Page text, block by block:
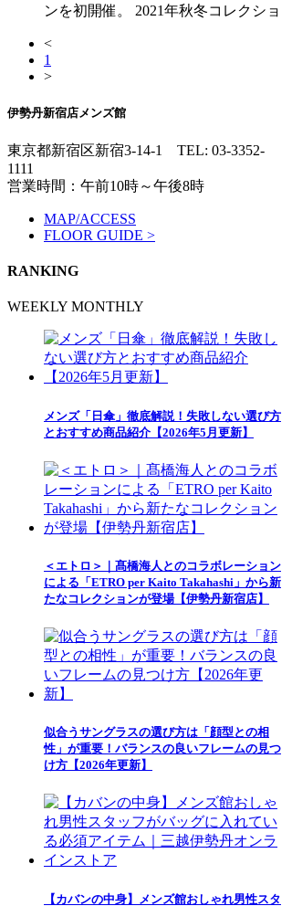
ンを初開催。 2021年秋冬コレクショ
<
1
>
伊勢丹新宿店メンズ館
東京都新宿区新宿3-14-1 TEL: 03-3352-
1111
営業時間：午前10時～午後8時
MAP/ACCESS
FLOOR GUIDE >
RANKING
WEEKLY MONTHLY
メンズ「日傘」徹底解説！失敗しない選び方
とおすすめ商品紹介【2026年5月更新】
＜エトロ＞｜髙橋海人とのコラボレーション
による「ETRO per Kaito Takahashi」から新
たなコレクションが登場【伊勢丹新宿店】
似合うサングラスの選び方は「顔型との相
性」が重要！バランスの良いフレームの見つ
け方【2026年更新】
【カバンの中身】メンズ館おしゃれ男性スタ